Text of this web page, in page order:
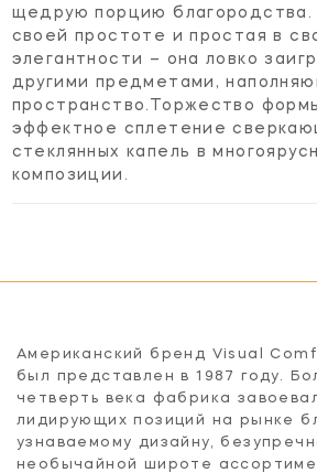
щедрую порцию благородства.
своей простоте и простая в
элегантности – она ловко
другими предметами,
пространство.Торжество
эффектное сплетение
стеклянных капель в
композиции.
Американский бренд Visual
был представлен в 1987 году.
четверть века фабрика
лидирующих позиций на рынке
узнаваемому дизайну,
необычайной широте